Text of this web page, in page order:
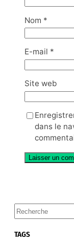
Nom *
E-mail *
Site web
dans le
S
e
a
TAGS